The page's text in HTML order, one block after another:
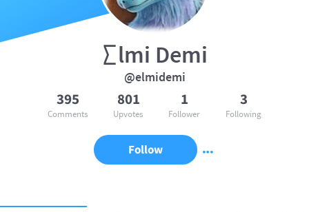
∑lmi Demi
@elmidemi
395
Comments
801
Upvotes
1
Follower
3
Following
Follow